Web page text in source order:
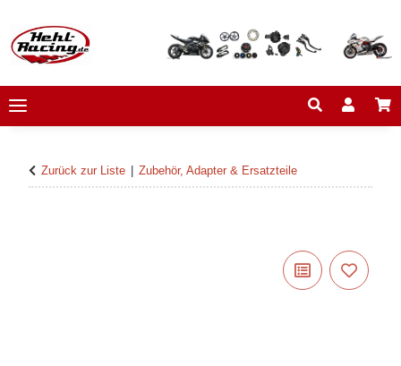
Zurück zur Liste Zubehör, Adapter & Ersatzteile